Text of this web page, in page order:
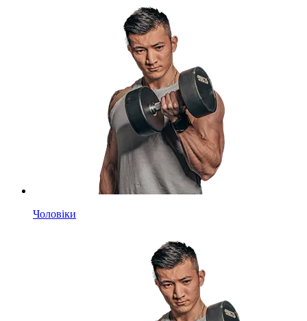
Чоловіки